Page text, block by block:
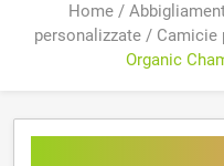
Home /
personalizzate / Camicie
Organic